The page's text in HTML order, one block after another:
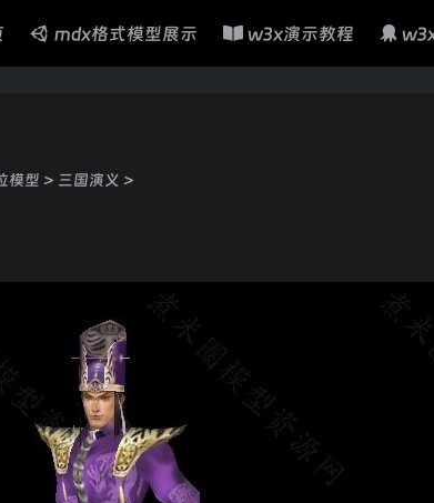
mdx格式模型展示 w3x演示教程
模型 > 三国演义 >